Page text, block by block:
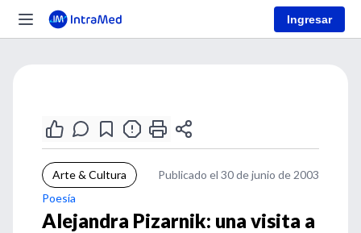
Ingresar
Arte & Cultura
Publicado el 30 de junio de 2003
Poesía
Alejandra Pizarnik: una visita a